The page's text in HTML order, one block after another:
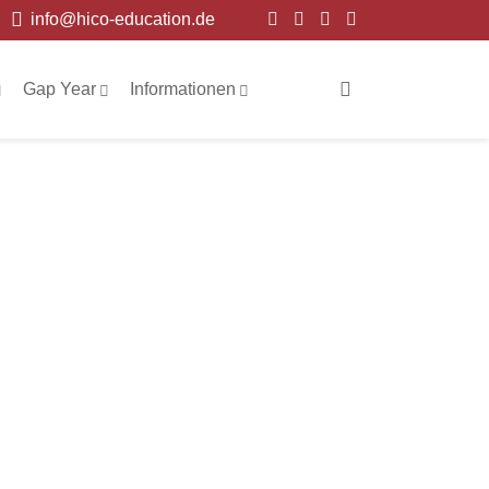
info@hico-education.de
Gap Year Informationen